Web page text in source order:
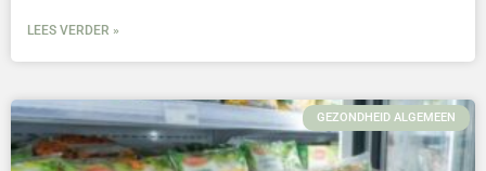
LEES VERDER »
GEZONDHEID ALGEMEEN